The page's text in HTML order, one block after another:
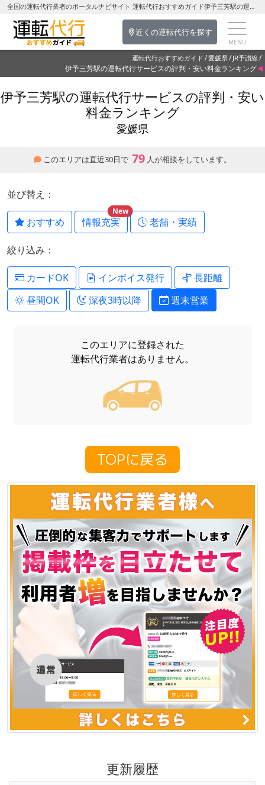
全国の運転代行業者のポータルナビサイト 運転代行おすすめガイド伊予三芳駅の運転代行を探す-愛媛県の運転代行
近くの運転代行を探す
運転代行おすすめガイド 愛媛県 JR予讃線
伊予三芳駅の運転代行サービスの評判・安い料金ランキング
伊予三芳駅の運転代行サービスの評判・安い
料金ランキング
愛媛県
このエリアは直近30日で 79 人が相談をしています。
並び替え：
おすすめ 情報充実
New
老舗・実績
絞り込み：
カードOK インボイス発行
長距離
昼間OK
深夜3時以降 週末営業
このエリアに登録された
運転代行業者はありません。
TOPに戻る
更新履歴